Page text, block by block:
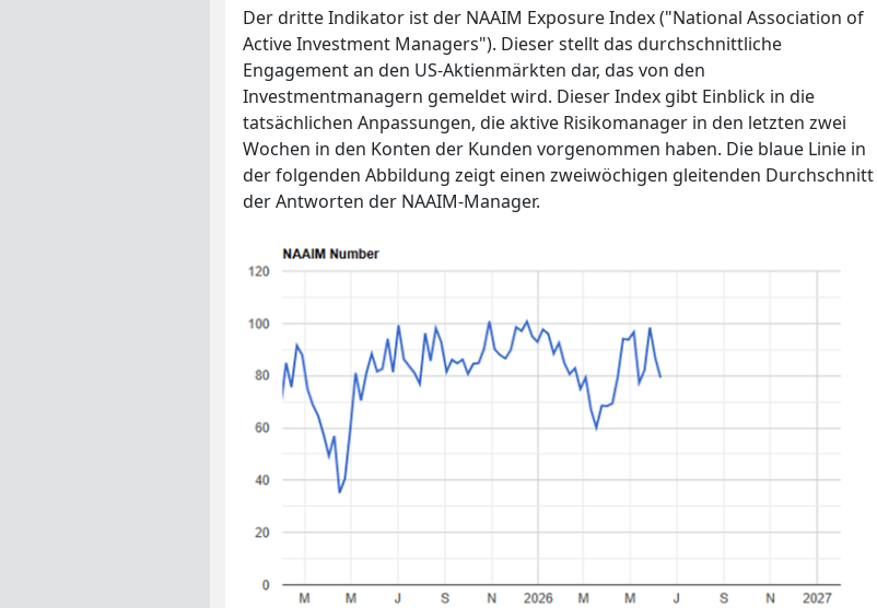
Der dritte Indikator ist der NAAIM Exposure Index ("National Association of
Active Investment Managers"). Dieser stellt das durchschnittliche
Engagement an den US-Aktienmärkten dar, das von den
Investmentmanagern gemeldet wird. Dieser Index gibt Einblick in die
tatsächlichen Anpassungen, die aktive Risikomanager in den letzten zwei
Wochen in den Konten der Kunden vorgenommen haben. Die blaue Linie in
der folgenden Abbildung zeigt einen zweiwöchigen gleitenden Durchschnitt
der Antworten der NAAIM-Manager.